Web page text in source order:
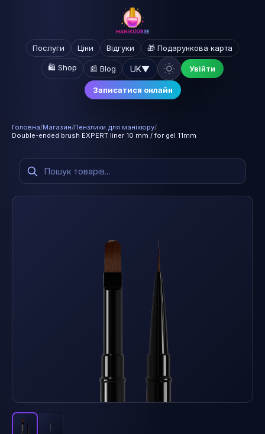
Послуги Ціни Відгуки 🎁 Подарункова карта
🛍️ Shop 📰 Blog UK▼ Увійти
Записатися онлайн
Головна/Магазин/Пензлики для манікюру/
Double-ended brush EXPERT liner 10 mm / for gel 11mm